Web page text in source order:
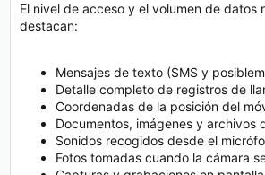
El nivel de acceso y el volumen de
destacan:
Mensajes de texto (SMS y
Detalle completo de registros de
Coordenadas de la posición del
Documentos, imágenes y archivos
Sonidos recogidos desde el
Fotos tomadas cuando la cámara